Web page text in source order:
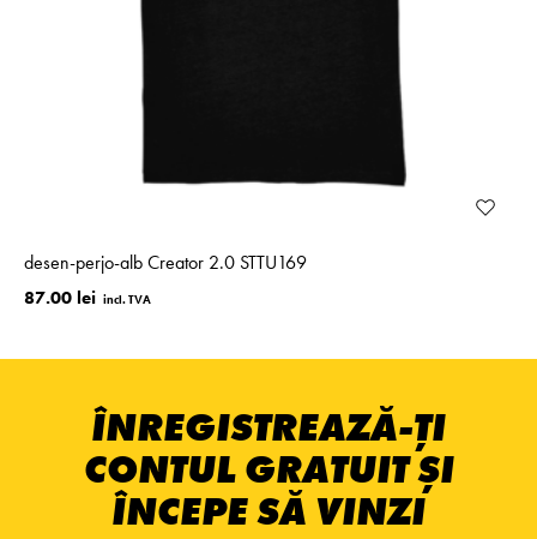
desen-perjo-alb Creator 2.0 STTU169
87.00 lei
ÎNREGISTREAZĂ-ȚI
CONTUL GRATUIT ȘI
ÎNCEPE SĂ VINZI